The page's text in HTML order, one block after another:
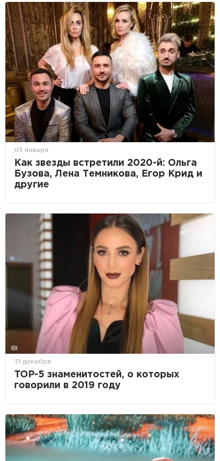
03 января
Как звезды встретили 2020-й: Ольга
Бузова, Лена Темникова, Егор Крид и
другие
31 декабря
TOP-5 знаменитостей, о которых
говорили в 2019 году